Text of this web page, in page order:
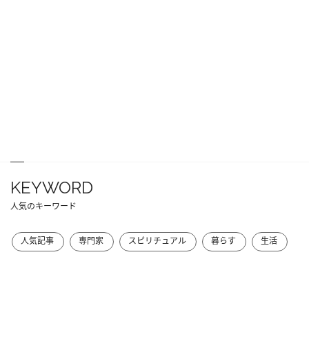
KEYWORD
人気のキーワード
人気記事 専門家 スピリチュアル 暮らす 生活